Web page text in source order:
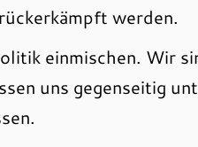
werden.
einmischen. Wir
uns gegenseitig